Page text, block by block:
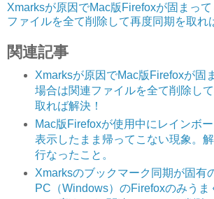
Xmarksが原因でMac版Firefoxが固まっ
ファイルを全て削除して再度同期を取れ
関連記事
Xmarksが原因でMac版Firefoxが固
場合は関連ファイルを全て削除し
取れば解決！
Mac版Firefoxが使用中にレインボ
表示したまま帰ってこない現象。
行なったこと。
Xmarksのブックマーク同期が固有
PC（Windows）のFirefoxのみうま